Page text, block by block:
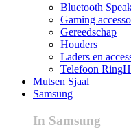
Bluetooth
Gaming
Gereedschap
Houders
Laders en
Telefoon
Mutsen Sjaal
Samsung
In Samsung